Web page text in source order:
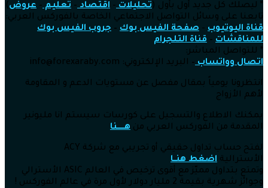
* ليصلك كل جديد أول بأول (تحليلات– اقتصاد– تعليم– عروض)
تابعنا على وسائل التواصل الاجتماعي الخاصة بالفوركس العربي:
قناة اليوتيوب – صفحة الفيس بوك – جروب الفيس بوك
للمناقشات – قناة التلجرام
* للتواصل المباشر:
اتصال وواتساب– البريد الإلكتروني: info @forexaraby.com
انتظرونا يومياً بمقال مفصل عن مستويات الدعم و المقاومة
لأهم الأزواج
يمكنك الاطلاع والتسجيل على كورسات سيستم انا مليونير
المقدمة من الفوركس العربي من هــــــنا
لفتح حساب تداول حقيقي أو تجريبي مع شركة ACY
الأسترالية اضغط هنــا
وتمتع بتداول مميّز مع أقوى ترخيص في العالم ASIC الأسترالي
وجوائز شهرية بقيمة 2 مليار دولار لأول مرة في عالم الفوركس !